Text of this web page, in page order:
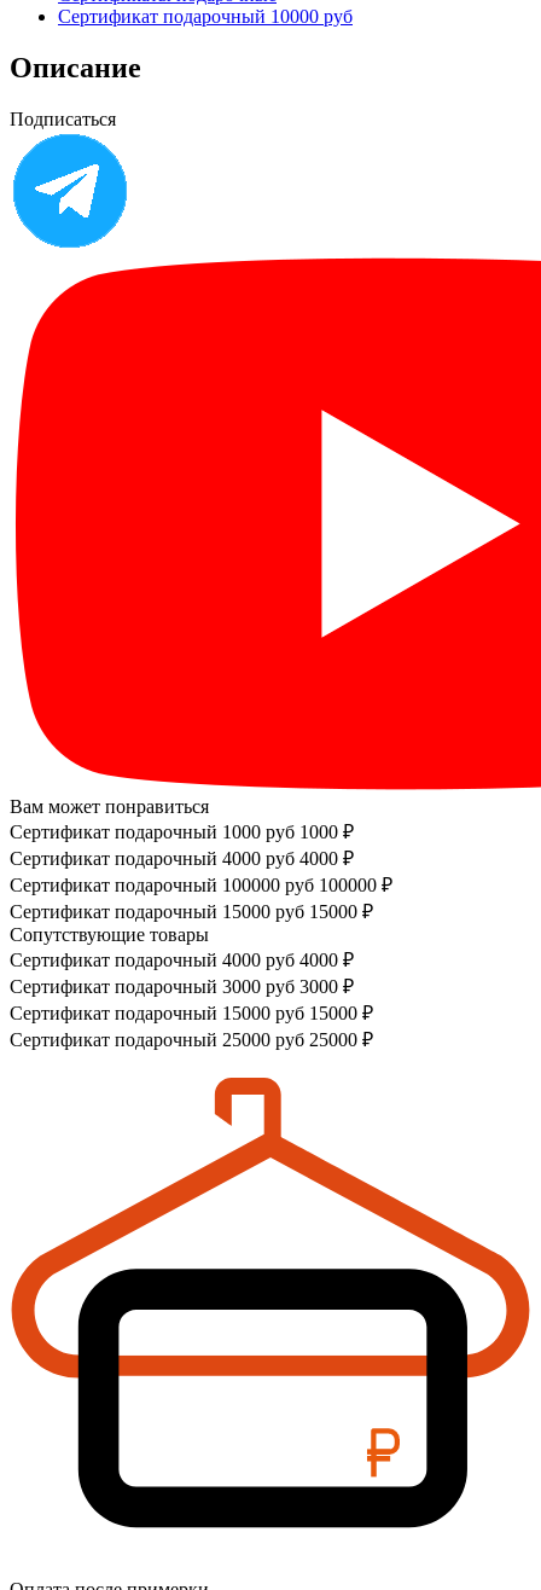
Сертификат подарочный 10000 руб
Описание
Подписаться
Вам может понравиться
Сертификат подарочный 1000 руб 1000 ₽
Сертификат подарочный 4000 руб 4000 ₽
Сертификат подарочный 100000 руб 100000 ₽
Сертификат подарочный 15000 руб 15000 ₽
Сопутствующие товары
Сертификат подарочный 4000 руб 4000 ₽
Сертификат подарочный 3000 руб 3000 ₽
Сертификат подарочный 15000 руб 15000 ₽
Сертификат подарочный 25000 руб 25000 ₽